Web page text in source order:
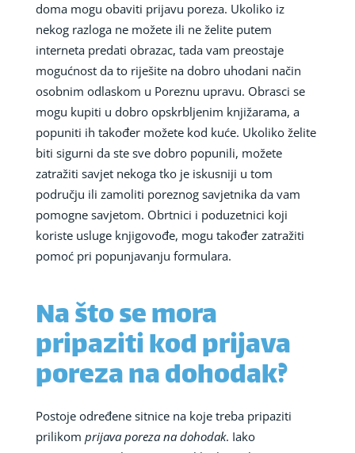
doma mogu obaviti prijavu poreza. Ukoliko iz
nekog razloga ne možete ili ne želite putem
interneta predati obrazac, tada vam preostaje
mogućnost da to riješite na dobro uhodani način
osobnim odlaskom u Poreznu upravu. Obrasci se
mogu kupiti u dobro opskrbljenim knjižarama, a
popuniti ih također možete kod kuće. Ukoliko želite
biti sigurni da ste sve dobro popunili, možete
zatražiti savjet nekoga tko je iskusniji u tom
području ili zamoliti poreznog savjetnika da vam
pomogne savjetom. Obrtnici i poduzetnici koji
koriste usluge knjigovođe, mogu također zatražiti
pomoć pri popunjavanju formulara.
Na što se mora
pripaziti kod prijava
poreza na dohodak?
Postoje određene sitnice na koje treba pripaziti
prilikom prijava poreza na dohodak. Iako